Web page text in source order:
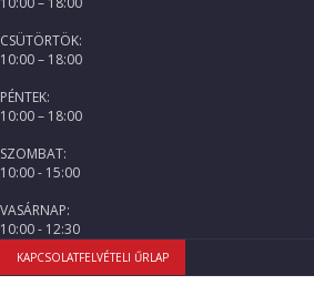
CSÜTÖRTÖK:
10:00 – 18:00
PÉNTEK:
10:00 – 18:00
SZOMBAT:
10:00 - 15:00
VASÁRNAP:
10:00 - 12:30
KAPCSOLATFELVÉTELI ŰRLAP